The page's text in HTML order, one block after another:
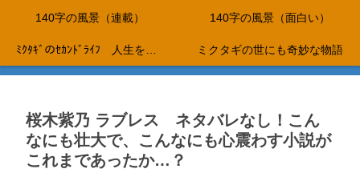
140字の風景（連載） 140字の風景（面白い）
ミクタギの世にも奇妙な物語
桜木紫乃 ラブレス ネタバレなし！こん
なにも壮大で、こんなにも心震わす小説が
これまであったか…？